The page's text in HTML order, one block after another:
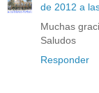
de 2012 a
Muchas
Saludos
Responder